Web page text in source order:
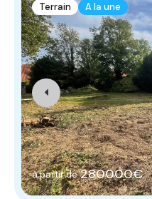
Terrain A la une
à partir de 280000€